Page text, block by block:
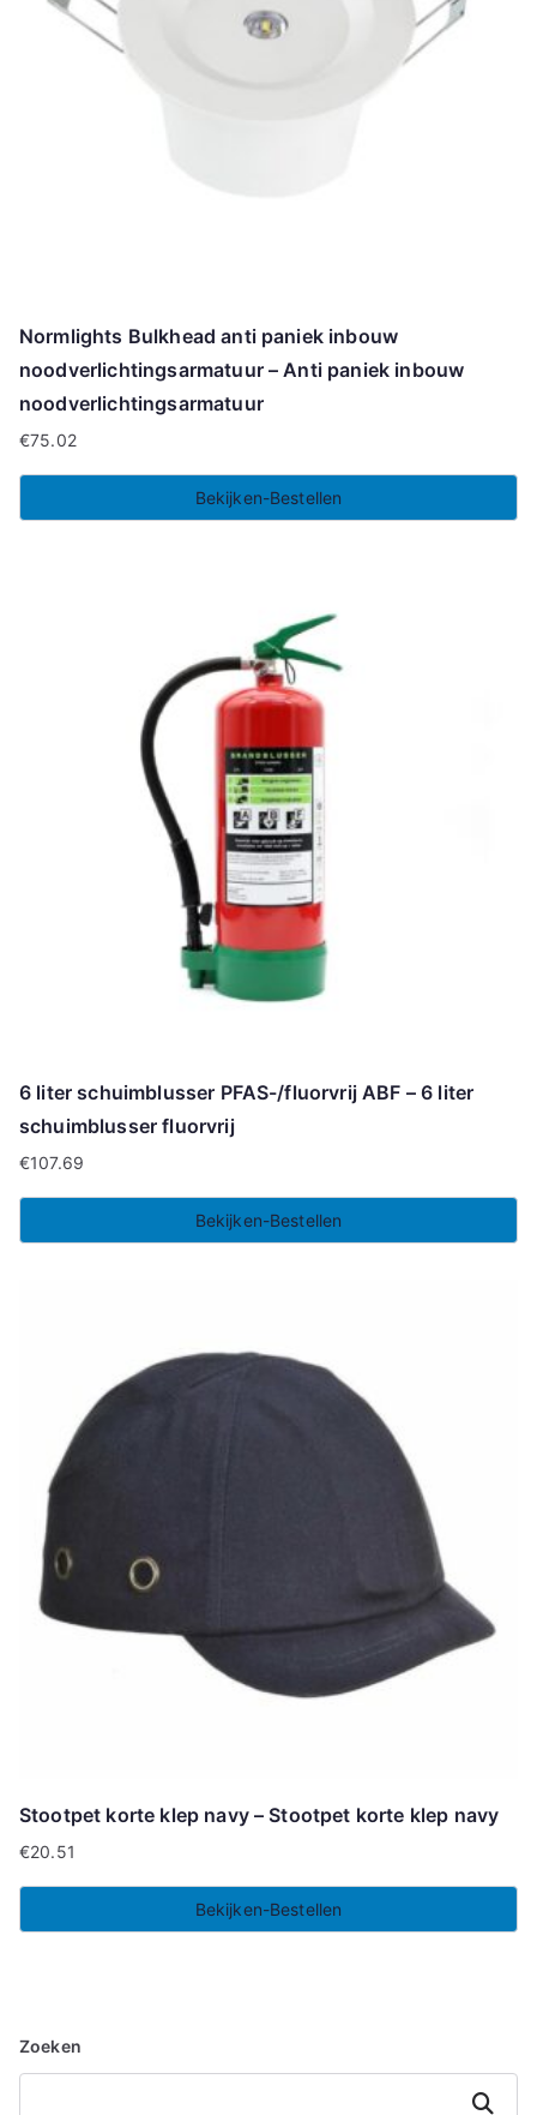
Normlights Bulkhead anti paniek inbouw
noodverlichtingsarmatuur – Anti paniek inbouw
noodverlichtingsarmatuur
€75.02
Bekijken-Bestellen
6 liter schuimblusser PFAS-/fluorvrij ABF – 6 liter
schuimblusser fluorvrij
€107.69
Bekijken-Bestellen
Stootpet korte klep navy – Stootpet korte klep navy
€20.51
Bekijken-Bestellen
Zoeken
Zoeken